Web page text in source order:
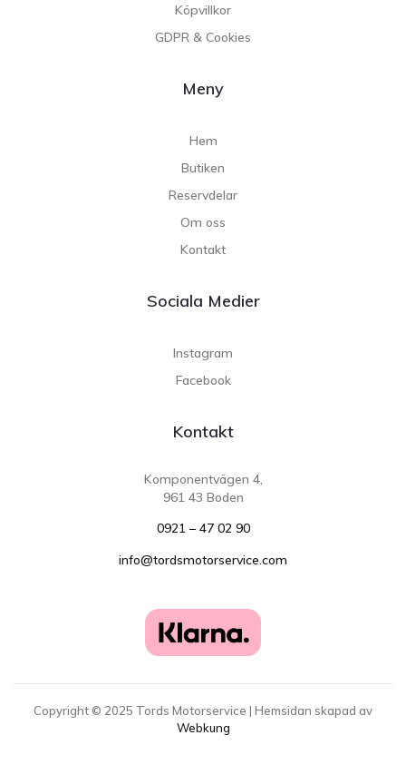
Köpvillkor
GDPR & Cookies
Meny
Hem
Butiken
Reservdelar
Om oss
Kontakt
Sociala Medier
Instagram
Facebook
Kontakt
Komponentvägen 4,
961 43 Boden
0921 – 47 02 90
info@tordsmotorservice.com
Copyright © 2025 Tords Motorservice | Hemsidan skapad av
Webkung